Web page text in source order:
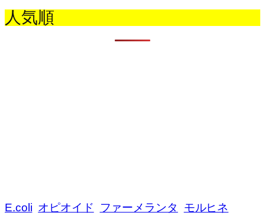
人気順
E.coli オピオイド ファーメランタ モルヒネ